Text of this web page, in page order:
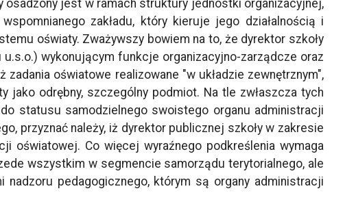
osadzony jest w ramach struktury jednostki organizacyjnej,
zakładu, który kieruje jego działalnością i
oświaty. Zważywszy bowiem na to, że dyrektor szkoły
wykonującym funkcje organizacyjno-zarządcze oraz
oświatowe realizowane "w układzie zewnętrznym",
odrębny, szczególny podmiot. Na tle zwłaszcza tych
statusu samodzielnego swoistego organu administracji
przyznać należy, iż dyrektor publicznej szkoły w zakresie
oświatowej. Co więcej wyraźnego podkreślenia wymaga
wszystkim w segmencie samorządu terytorialnego, ale
pedagogicznego, którym są organy administracji